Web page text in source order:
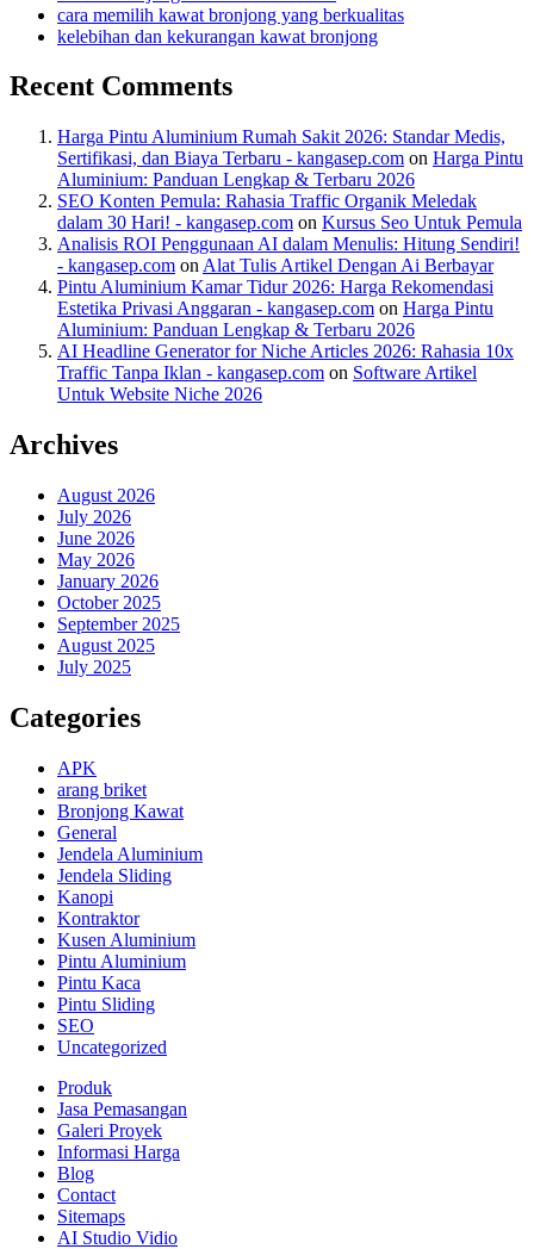
cara memilih kawat bronjong yang berkualitas
kelebihan dan kekurangan kawat bronjong
Recent Comments
Harga Pintu Aluminium Rumah Sakit 2026: Standar Medis,
Sertifikasi, dan Biaya Terbaru - kangasep.com on Harga Pintu
Aluminium: Panduan Lengkap & Terbaru 2026
SEO Konten Pemula: Rahasia Traffic Organik Meledak
dalam 30 Hari! - kangasep.com on Kursus Seo Untuk Pemula
Analisis ROI Penggunaan AI dalam Menulis: Hitung Sendiri!
- kangasep.com on Alat Tulis Artikel Dengan Ai Berbayar
Pintu Aluminium Kamar Tidur 2026: Harga Rekomendasi
Estetika Privasi Anggaran - kangasep.com on Harga Pintu
Aluminium: Panduan Lengkap & Terbaru 2026
AI Headline Generator for Niche Articles 2026: Rahasia 10x
Traffic Tanpa Iklan - kangasep.com on Software Artikel
Untuk Website Niche 2026
Archives
August 2026
July 2026
June 2026
May 2026
January 2026
October 2025
September 2025
August 2025
July 2025
Categories
APK
arang briket
Bronjong Kawat
General
Jendela Aluminium
Jendela Sliding
Kanopi
Kontraktor
Kusen Aluminium
Pintu Aluminium
Pintu Kaca
Pintu Sliding
SEO
Uncategorized
Produk
Jasa Pemasangan
Galeri Proyek
Informasi Harga
Blog
Contact
Sitemaps
AI Studio Vidio